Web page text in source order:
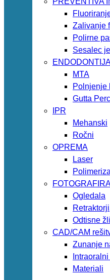
Zalivanje
Polirne
Sesalec
MTA
Polnjenje
Gutta
IPR
Mehanski
Ročni
OPREMA
Laser
Ogledala
Odtisne
CAD/CAM
Zunanje
Materiali